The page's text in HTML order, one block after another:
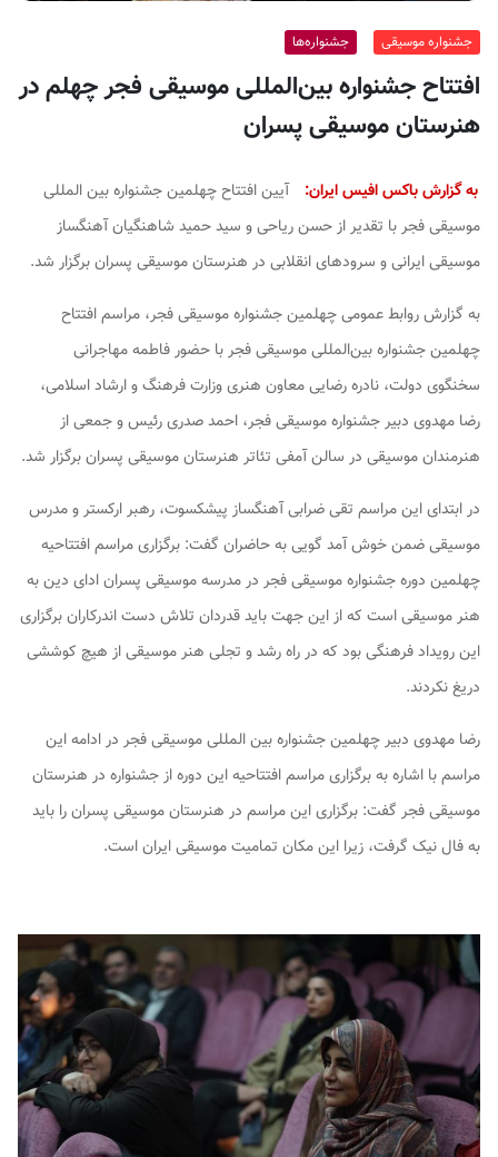
جشنواره موسیقی جشنواره‌ها
افتتاح جشنواره بین‌المللی موسیقی فجر چهلم در
هنرستان موسیقی پسران
به گزارش باکس افیس ایران:
آیین افتتاح چهلمین جشنواره بین المللی
موسیقی فجر با تقدیر از حسن ریاحی و سید حمید شاهنگیان آهنگساز
موسیقی ایرانی و سرودهای انقلابی در هنرستان موسیقی پسران برگزار شد.
به گزارش روابط عمومی چهلمین جشنواره موسیقی فجر، مراسم افتتاح
چهلمین جشنواره بین‌المللی موسیقی فجر با حضور فاطمه مهاجرانی
سخنگوی دولت، نادره رضایی معاون هنری وزارت فرهنگ و ارشاد اسلامی،
رضا مهدوی دبیر جشنواره موسیقی فجر، احمد صدری رئیس و جمعی از
هنرمندان موسیقی در سالن آمفی تئاتر هنرستان موسیقی پسران برگزار شد.
در ابتدای این مراسم تقی ضرابی آهنگساز پیشکسوت، رهبر ارکستر و مدرس
موسیقی ضمن خوش آمد گویی به حاضران گفت: برگزاری مراسم افتتاحیه
چهلمین دوره جشنواره موسیقی فجر در مدرسه موسیقی پسران ادای دین به
هنر موسیقی است که از این جهت باید قدردان تلاش دست اندرکاران برگزاری
این رویداد فرهنگی بود که در راه رشد و تجلی هنر موسیقی از هیچ کوششی
دریغ نکردند.
رضا مهدوی دبیر چهلمین جشنواره بین المللی موسیقی فجر در ادامه این
مراسم با اشاره به برگزاری مراسم افتتاحیه این دوره از جشنواره در هنرستان
موسیقی فجر گفت: برگزاری این مراسم در هنرستان موسیقی پسران را باید
به فال نیک گرفت، زیرا این مکان تمامیت موسیقی ایران است.